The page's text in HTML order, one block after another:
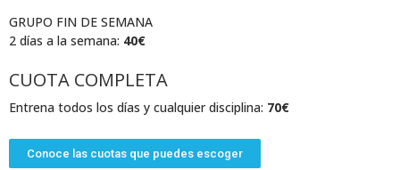
GRUPO FIN DE SEMANA
2 días a la semana: 40€
CUOTA COMPLETA
Entrena todos los días y cualquier disciplina: 70€
Conoce las cuotas que puedes escoger